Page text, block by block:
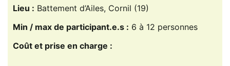
Lieu : Battement d’Ailes, Cornil (19)
Min / max de participant.e.s : 6 à 12 personnes
Coût et prise en charge :